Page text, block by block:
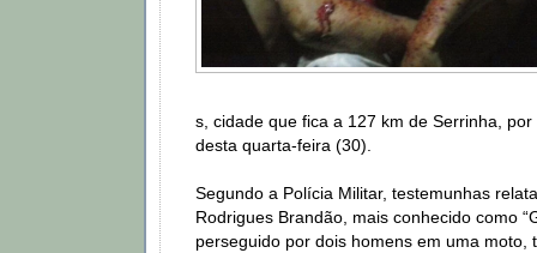
s, cidade que fica a 127 km de Serrinha,
desta quarta-feira (30).
Segundo a Polícia Militar, testemunhas
Rodrigues Brandão, mais conhecido como
perseguido por dois homens em uma moto,